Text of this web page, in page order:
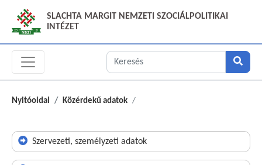
SLACHTA MARGIT NEMZETI SZOCIÁLPOLITIKAI
INTÉZET
Nyitóoldal Közérdekű adatok
Szervezeti, személyzeti adatok